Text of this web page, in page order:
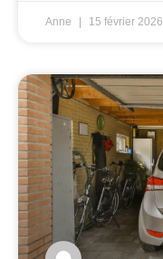
Anne 15 février 2026